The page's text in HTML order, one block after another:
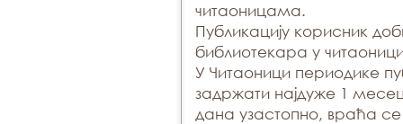
читаоницама.
Публикацију корисник
библиотекара у
У Читаоници периодике
задржати најдуже 1
дана узастопно, враћа